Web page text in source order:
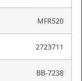
MFR520
2723711
BB-7238